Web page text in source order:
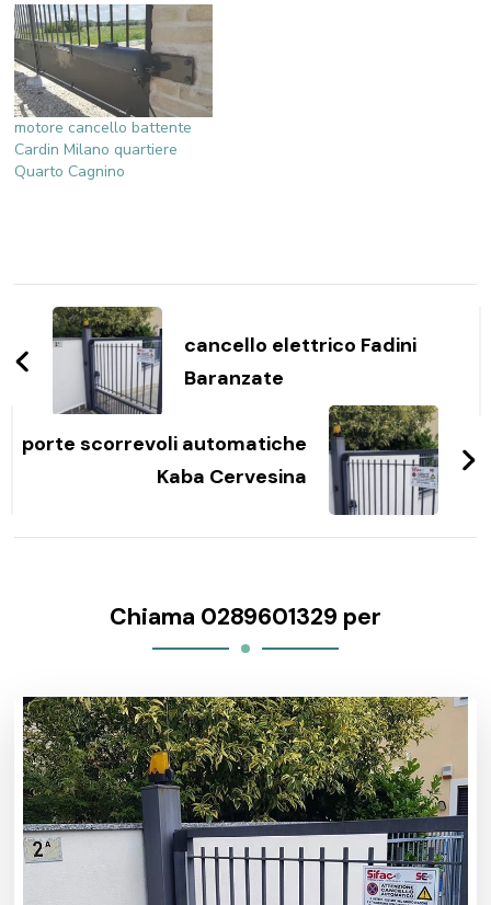
motore cancello battente
Cardin Milano quartiere
Quarto Cagnino
Navigazione
articoli
cancello elettrico Fadini
Baranzate
porte scorrevoli automatiche
Kaba Cervesina
Chiama 0289601329 per